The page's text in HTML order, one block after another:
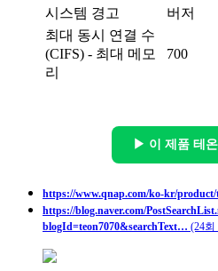
시스템 경고
버저
최대 동시 연결 수
(CIFS) - 최대 메모
리
700
▶ 이 제품 테
https://www.qnap.com/ko-kr/
https://blog.naver.com/
blogId=teon7070&searchText… (24